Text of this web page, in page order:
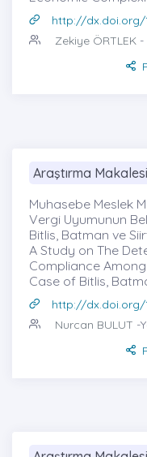
http://dx.doi.org/
Zekiye ÖRTLEK -
Araştırma Makalesi
Muhasebe Meslek
Vergi Uyumunun
Bitlis, Batman ve
A Study on The
Compliance
Case of Bitlis,
http://dx.doi.org/
Nurcan BULUT -